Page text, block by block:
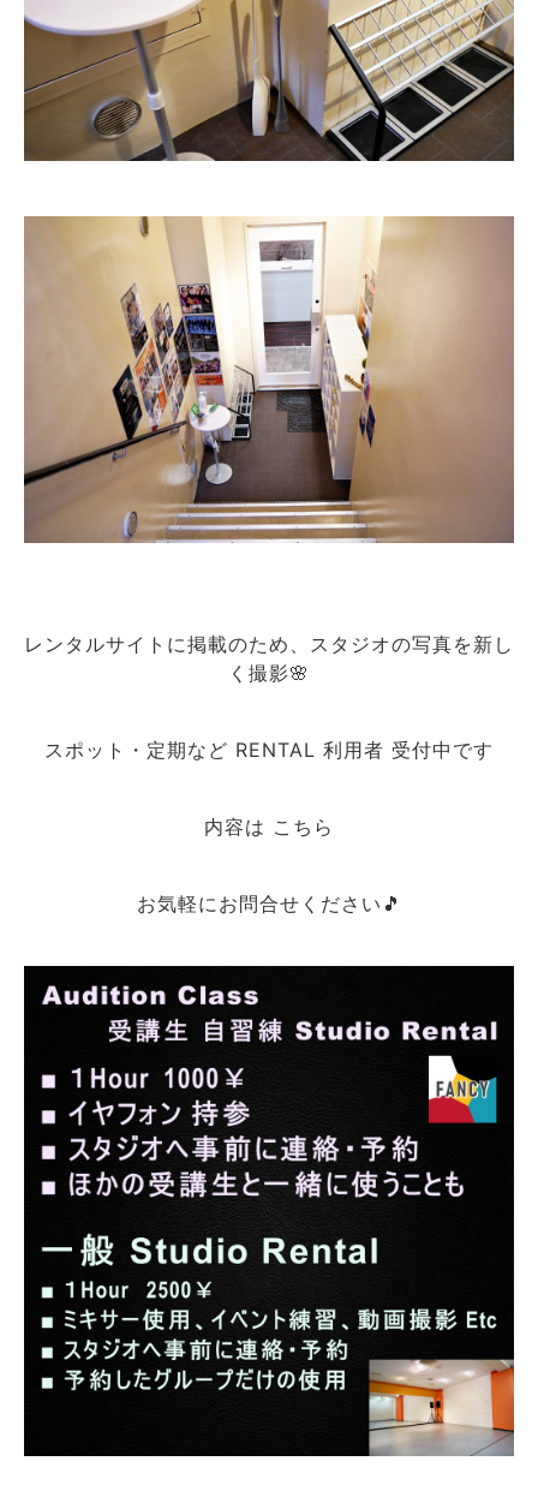
レンタルサイトに掲載のため、スタジオの写真を新し
く撮影🌸
スポット・定期など RENTAL 利用者 受付中です
内容は こちら
お気軽にお問合せください🎵